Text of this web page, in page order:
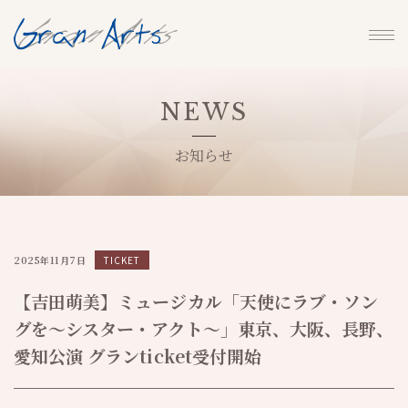
NEWS
お知らせ
2025年11月7日 TICKET
【吉田萌美】ミュージカル「天使にラブ・ソン
グを～シスター・アクト～」東京、大阪、長野、
愛知公演 グランticket受付開始